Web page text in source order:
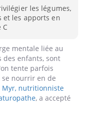
les légumes,
et les apports en
C
mentale liée au
des enfants, sont
tente parfois
nourrir en de
Myr, nutritionniste
, a accepté